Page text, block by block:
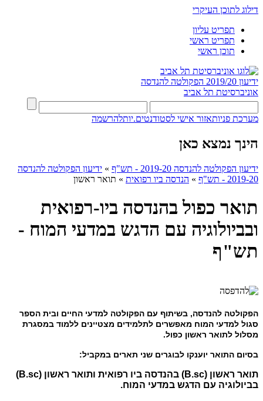
דילוג לתוכן העיקרי
תפריט עליון
תפריט ראשי
תוכן ראשי
ידיעון 2019/20
הפקולטה להנדסה
אוניברסיטת תל אביב
מערכת פניותאזור אישי לסטודנטים.יותלהרשמה
הינך נמצא כאן
ידיעון הפקולטה להנדסה 2019-20 - תש"ף » ידיעון הפקולטה להנדסה
2019-20 - תש"ף
» הנדסה ביו רפואית » תואר ראשון
תואר כפול בהנדסה ביו-רפואית
ובביולוגיה עם הדגש במדעי המוח -
תש"ף
הפקולטה להנדסה, בשיתוף עם הפקולטה למדעי החיים ובית הספר
סגול למדעי המוח מאפשרים לתלמידים מצטיינים ללמוד במסגרת
מסלול לתואר ראשון כפול.
בסיום התואר יוענקו לבוגרים שני תארים במקביל:
תואר ראשון (B.sc) בהנדסה ביו רפואית ותואר ראשון B.sc)
)
בביולוגיה עם הדגש במדעי המוח.